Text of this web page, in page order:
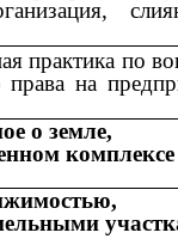
практика по
права на
о земле,
комплексе